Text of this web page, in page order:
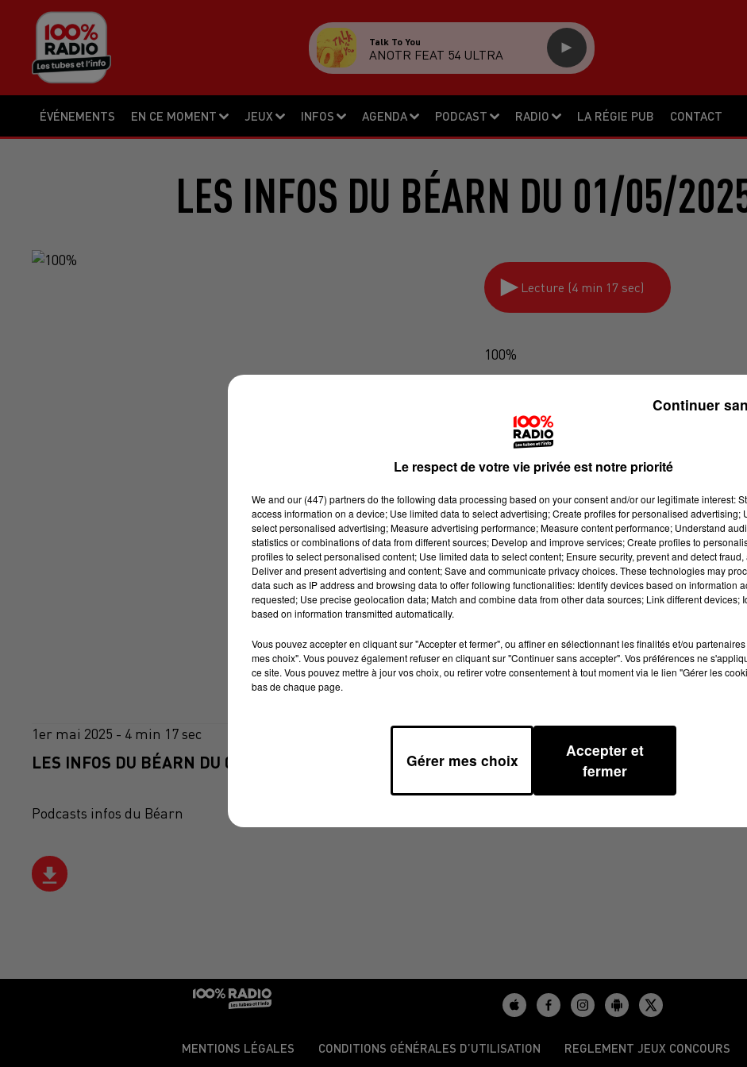
ÉVÉNEMENTS EN CE MOMENT JEUX INFOS AGENDA PODCAST RADIO LA RÉGIE PUB CONTACT
Talk To You
ANOTR FEAT 54 ULTRA
LES INFOS DU BÉARN DU 01/05/
Lecture (4 min 17 sec)
100%
1er mai 2025 - 4 min 17 sec
LES INFOS DU BÉARN DU 01/05/2025 À 08H00
Podcasts infos du Béarn
MENTIONS LÉGALES CONDITIONS GÉNÉRALES D’UTILISATION REGLEMENT JEUX CONCOURS
Le respect de votre vie privée est notre priorité
We and our (447) partnersdo the following data processing based on your consent and/or our legitimate interest:
access information on a device; Use limited data to select advertising; Create profiles for personalised advertising;
select personalised advertising; Measure advertising performance; Measure content performance; Understand
statistics or combinations of data from different sources; Develop and improve services; Create profiles to
profiles to select personalised content; Use limited data to select content; Ensure security, prevent and detect fraud,
Deliver and present advertising and content; Save and communicate privacy choices. These technologies may
data such as IP address and browsing data to offer following functionalities: Identify devices based on information
requested; Use precise geolocation data; Match and combine data from other data sources; Link different devices;
based on information transmitted automatically.
Vous pouvez accepter en cliquant sur "Accepter et fermer", ou affiner en sélectionnant les finalités et/ou
mes choix". Vous pouvez également refuser en cliquant sur "Continuer sans accepter". Vos préférences ne
ce site. Vous pouvez mettre à jour vos choix, ou retirer votre consentement à tout moment via le lien "Gérer les
bas de chaque page.
Gérer mes choix
Accepter et
fermer
Continuer